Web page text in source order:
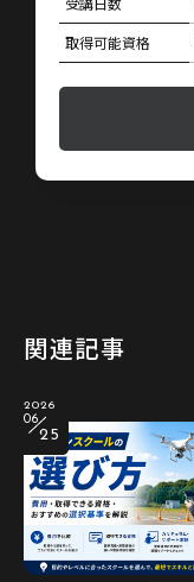
取得可能資格
関連記事
2026
06
25